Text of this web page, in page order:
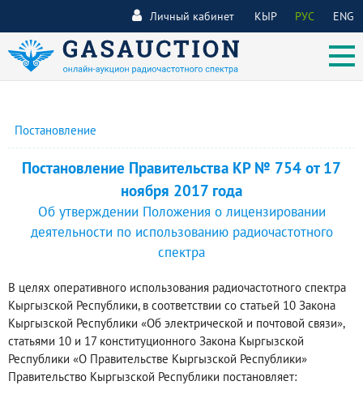
КЫР РУС ENG
Личный кабинет
Постановление
Постановление Правительства КР № 754 от 17
ноября 2017 года
Об утверждении Положения о лицензировании
деятельности по использованию радиочастотного
спектра
В целях оперативного использования радиочастотного спектра
Кыргызской Республики, в соответствии со статьей 10 Закона
Кыргызской Республики «Об электрической и почтовой связи»,
статьями 10 и 17 конституционного Закона Кыргызской
Республики «О Правительстве Кыргызской Республики»
Правительство Кыргызской Республики постановляет: